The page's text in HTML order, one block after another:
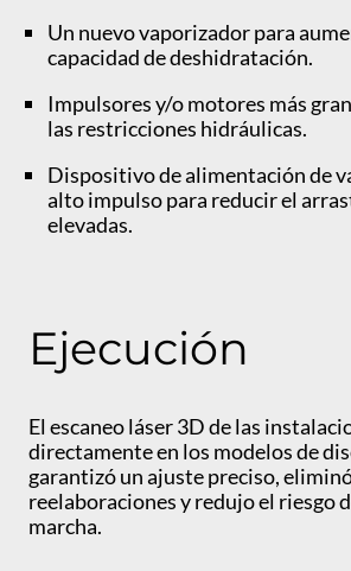
Un nuevo vaporizador para
capacidad de deshidratación.
Impulsores y/o motores más
las restricciones hidráulicas.
Dispositivo de alimentación de
alto impulso para reducir el
elevadas.
Ejecución
El escaneo láser 3D de las
directamente en los modelos de
garantizó un ajuste preciso,
reelaboraciones y redujo el riesgo
marcha.